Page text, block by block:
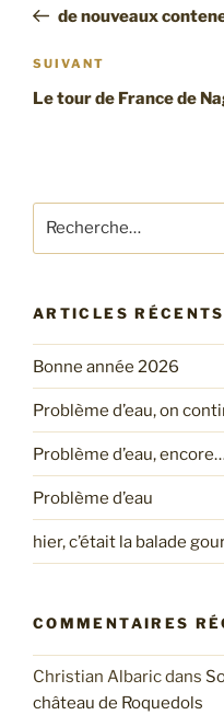
l’article
précédent
de nouveaux
Article
suivant
SUIVANT
Le tour de France de
pour
ARTICLES RÉCENTS
Bonne année 2026
Problème d’eau, on
Problème d’eau,
Problème d’eau
hier, c’était la balade
COMMENTAIRES
Christian Albaricdans
château de Roquedols